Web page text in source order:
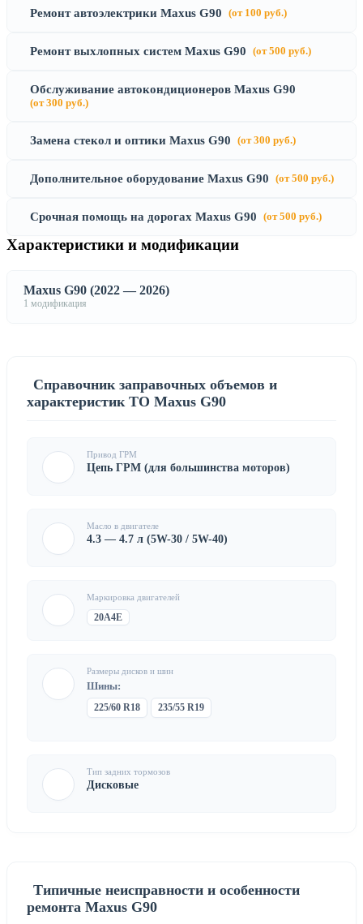
Ремонт автоэлектрики Maxus G90 (от 100 руб.)
Ремонт выхлопных систем Maxus G90 (от 500 руб.)
Обслуживание автокондиционеров Maxus G90
(от 300 руб.)
Замена стекол и оптики Maxus G90 (от 300 руб.)
Дополнительное оборудование Maxus G90 (от 500 руб.)
Срочная помощь на дорогах Maxus G90 (от 500 руб.)
Характеристики и модификации
Maxus G90 (2022 — 2026)
1 модификация
Справочник заправочных объемов и
характеристик ТО Maxus G90
Привод ГРМ
Цепь ГРМ (для большинства моторов)
Масло в двигателе
4.3 — 4.7 л (5W-30 / 5W-40)
Маркировка двигателей
20A4E
Размеры дисков и шин
Шины:
225/60 R18 235/55 R19
Тип задних тормозов
Дисковые
Типичные неисправности и особенности
ремонта Maxus G90